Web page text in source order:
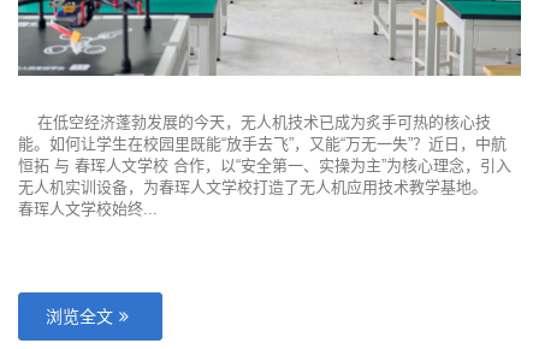
在低空经济蓬勃发展的今天，无人机技术已成为炙手可热的核心技
能。如何让学生在校园里既能“放手去飞”，又能“万无一失”？近日，中航
恒拓 与 春珲人文学校 合作，以“安全第一、实操为主”为核心理念，引入
无人机实训设备，为春珲人文学校打造了无人机应用技术教学基地。
春珲人文学校始终...
浏览全文